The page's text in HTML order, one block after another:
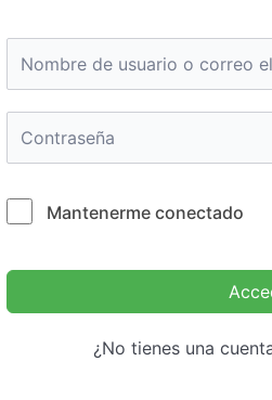
Mantenerme conectado
¿No tienes una